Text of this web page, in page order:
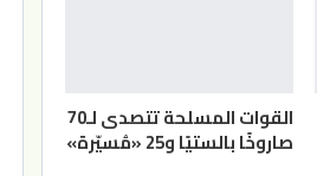
القوات المسلحة تتصدى لـ70
صاروخًا بالستيًا و25 «مُسيّرة»